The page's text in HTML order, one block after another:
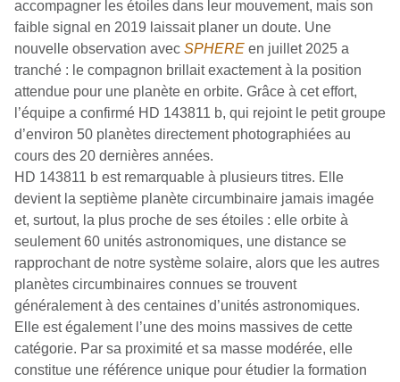
accompagner les étoiles dans leur mouvement, mais son
faible signal en 2019 laissait planer un doute. Une
nouvelle observation avec SPHERE en juillet 2025 a
tranché : le compagnon brillait exactement à la position
attendue pour une planète en orbite. Grâce à cet effort,
l’équipe a confirmé HD 143811 b, qui rejoint le petit groupe
d’environ 50 planètes directement photographiées au
cours des 20 dernières années.
HD 143811 b est remarquable à plusieurs titres. Elle
devient la septième planète circumbinaire jamais imagée
et, surtout, la plus proche de ses étoiles : elle orbite à
seulement 60 unités astronomiques, une distance se
rapprochant de notre système solaire, alors que les autres
planètes circumbinaires connues se trouvent
généralement à des centaines d’unités astronomiques.
Elle est également l’une des moins massives de cette
catégorie. Par sa proximité et sa masse modérée, elle
constitue une référence unique pour étudier la formation